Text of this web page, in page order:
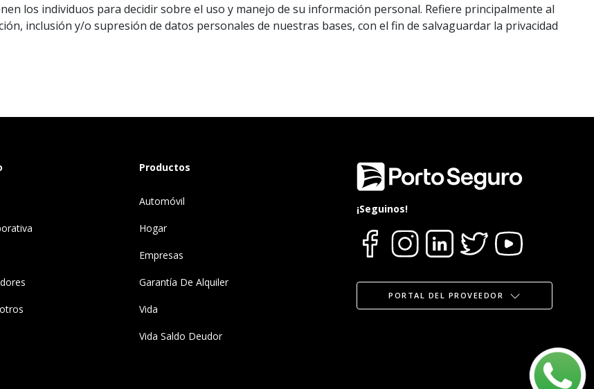
los individuos para decidir sobre el uso y manejo de su información personal. Refiere principalmente al
inclusión y/o supresión de datos personales de nuestras bases, con el fin de salvaguardar la privacidad
Productos
Automóvil
Hogar
Empresas
Garantía De Alquiler
Vida
Vida Saldo Deudor
¡Seguinos!
PORTAL DEL PROVEEDOR